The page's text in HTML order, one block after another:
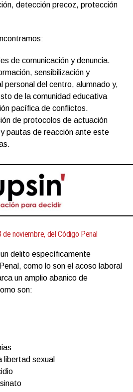
detección precoz, protección
de comunicación y denuncia.
sensibilización y
personal del centro, alumnado y,
de la comunidad educativa
pacífica de conflictos.
de protocolos de actuación
pautas de reacción ante este
noviembre, del Código Penal
delito específicamente
como lo son el acoso laboral
un amplio abanico de
son:
libertad sexual